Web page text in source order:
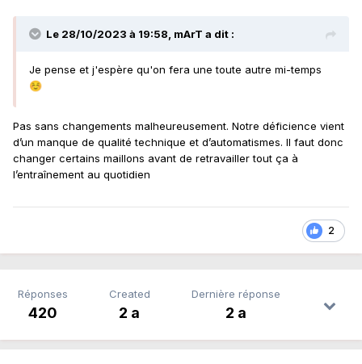
Le 28/10/2023 à 19:58, mArT a dit :
Je pense et j'espère qu'on fera une toute autre mi-temps
☺️
Pas sans changements malheureusement. Notre déficience vient
d’un manque de qualité technique et d’automatismes. Il faut donc
changer certains maillons avant de retravailler tout ça à
l’entraînement au quotidien
2
Réponses
420
Created
2 a
Dernière réponse
2 a